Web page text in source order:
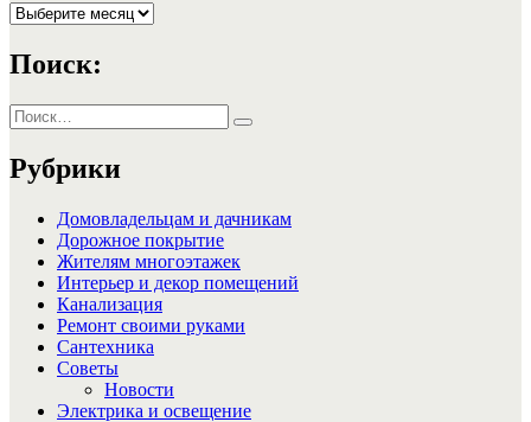
Архивы
Поиск:
Искать:
Поиск
Рубрики
Домовладельцам и дачникам
Дорожное покрытие
Жителям многоэтажек
Интерьер и декор помещений
Канализация
Ремонт своими руками
Сантехника
Советы
Новости
Электрика и освещение